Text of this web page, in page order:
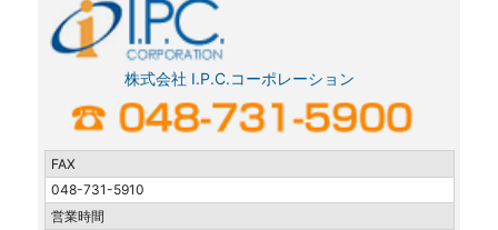
株式会社 I.P.C.コーポレーション
FAX
048-731-5910
営業時間